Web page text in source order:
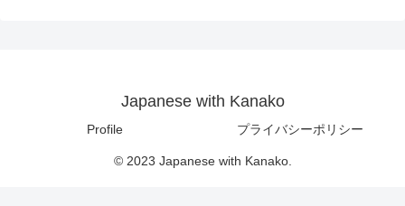
Japanese with Kanako
Profile プライバシーポリシー
© 2023 Japanese with Kanako.